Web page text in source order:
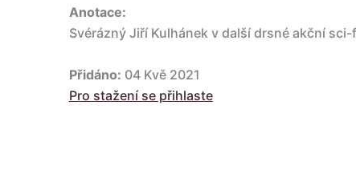
Anotace:
Svérázný Jiří Kulhánek v další drsné akční sci-
Přidáno: 04 Kvě 2021
Pro stažení se přihlaste